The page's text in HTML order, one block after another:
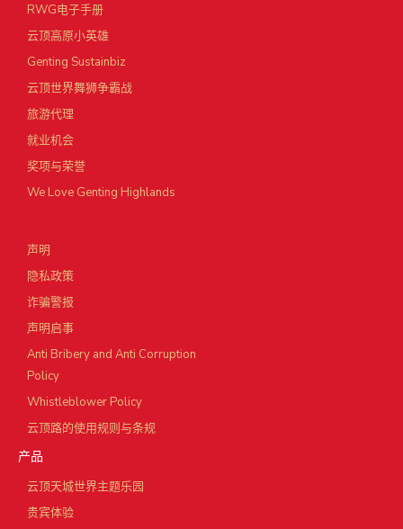
RWG电子手册
云顶高原小英雄
Genting Sustainbiz
云顶世界舞狮争霸战
旅游代理
就业机会
奖项与荣誉
We Love Genting Highlands
声明
隐私政策
诈骗警报
声明启事
Anti Bribery and Anti Corruption
Policy
Whistleblower Policy
云顶路的使用规则与条规
产品
云顶天城世界主题乐园
贵宾体验